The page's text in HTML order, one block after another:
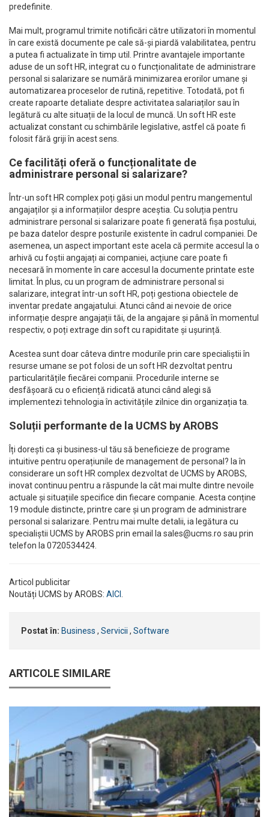
predefinite.
Mai mult, programul trimite notificări către utilizatori în momentul
în care există documente pe cale să-și piardă valabilitatea, pentru
a putea fi actualizate în timp util. Printre avantajele importante
aduse de un soft HR, integrat cu o funcționalitate de administrare
personal si salarizare se numără minimizarea erorilor umane și
automatizarea proceselor de rutină, repetitive. Totodată, pot fi
create rapoarte detaliate despre activitatea salariaților sau în
legătură cu alte situații de la locul de muncă. Un soft HR este
actualizat constant cu schimbările legislative, astfel că poate fi
folosit fără griji în acest sens.
Ce facilități oferă o funcționalitate de
administrare personal si salarizare?
Într-un soft HR complex poți găsi un modul pentru mangementul
angajaților și a informațiilor despre aceștia. Cu soluția pentru
administrare personal si salarizare poate fi generată fișa postului,
pe baza datelor despre posturile existente în cadrul companiei. De
asemenea, un aspect important este acela că permite accesul la o
arhivă cu foștii angajați ai companiei, acțiune care poate fi
necesară în momente în care accesul la documente printate este
limitat. În plus, cu un program de administrare personal si
salarizare, integrat într-un soft HR, poți gestiona obiectele de
inventar predate angajatului. Atunci când ai nevoie de orice
informație despre angajații tăi, de la angajare și până în momentul
respectiv, o poți extrage din soft cu rapiditate și ușurință.
Acestea sunt doar câteva dintre modurile prin care specialiștii în
resurse umane se pot folosi de un soft HR dezvoltat pentru
particularitățile fiecărei companii. Procedurile interne se
desfășoară cu o eficiență ridicată atunci când alegi să
implementezi tehnologia în activitățile zilnice din organizația ta.
Soluții performante de la UCMS by AROBS
Îți dorești ca și business-ul tău să beneficieze de programe
intuitive pentru operațiunile de management de personal? Ia în
considerare un soft HR complex dezvoltat de UCMS by AROBS,
inovat continuu pentru a răspunde la cât mai multe dintre nevoile
actuale și situațiile specifice din fiecare companie. Acesta conține
19 module distincte, printre care și un program de administrare
personal si salarizare. Pentru mai multe detalii, ia legătura cu
specialiștii UCMS by AROBS prin email la sales@ucms.ro sau prin
telefon la 0720534424.
Articol publicitar
Noutăți UCMS by AROBS: AICI
Postat în: Business , Servicii , Software
ARTICOLE SIMILARE